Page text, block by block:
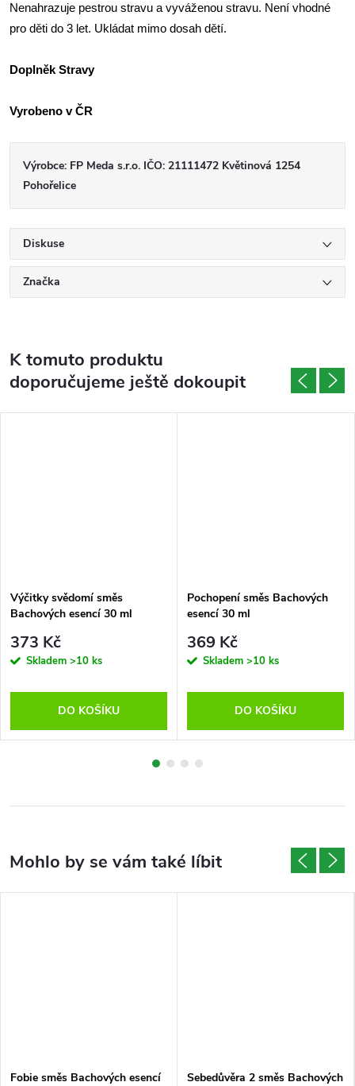
Nenahrazuje pestrou stravu a vyváženou stravu. Není vhodné
pro děti do 3 let. Ukládat mimo dosah dětí.
Doplněk Stravy
Vyrobeno v ČR
Výrobce: FP Meda s.r.o. IČO: 21111472 Květinová 1254
Pohořelice
Diskuse
Značka
K tomuto produktu
doporučujeme ještě dokoupit
Výčitky svědomí směs
Bachových esencí 30 ml
373 Kč
Skladem >10 ks
DO KOŠÍKU
Pochopení směs Bachových
esencí 30 ml
369 Kč
Skladem >10 ks
DO KOŠÍKU
Fobie směs Bachových esencí
Sebedůvěra 2 směs Bachových